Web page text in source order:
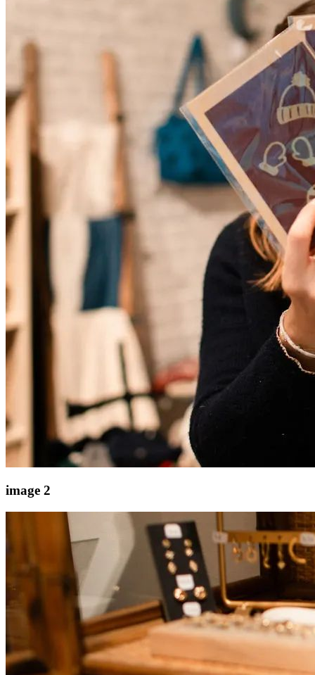
image 2